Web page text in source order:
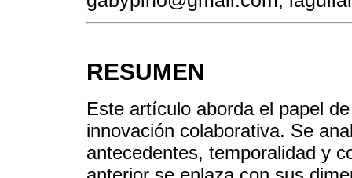
RESUMEN
Este artículo aborda el papel
innovación colaborativa. Se
antecedentes, temporalidad y